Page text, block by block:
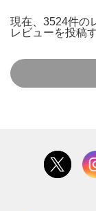
現在、3524件の
レビューを投稿